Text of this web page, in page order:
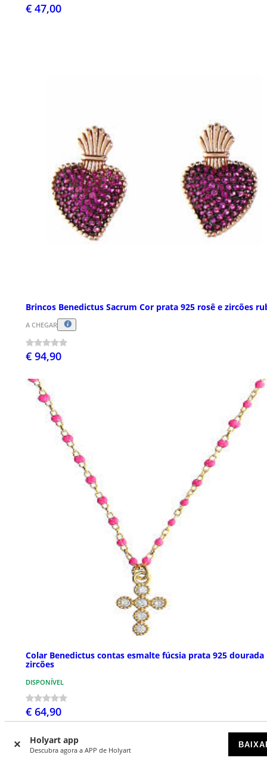
Holyart app
Descubra agora a APP de Holyart
€ 47,00
Brincos Benedictus Sacrum Cor prata 925 rosê e zircões
A CHEGAR
€ 94,90
Colar Benedictus contas esmalte fúcsia prata 925 dourada
zircões
DISPONÍVEL
€ 64,90